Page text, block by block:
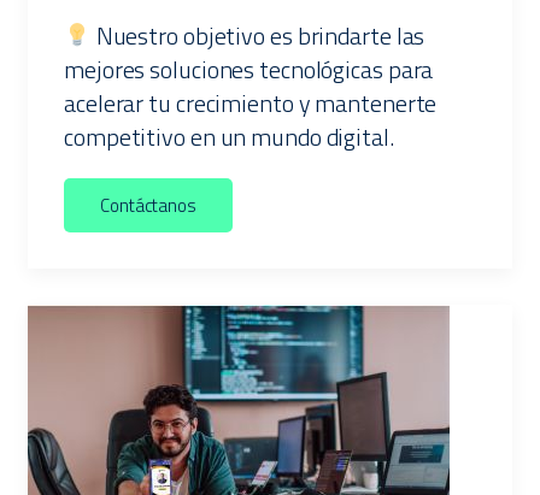
Nuestro objetivo es brindarte las
mejores soluciones tecnológicas para
acelerar tu crecimiento y mantenerte
competitivo en un mundo digital.
Contáctanos